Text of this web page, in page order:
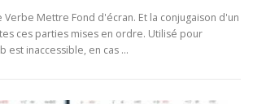
Verbe Mettre Fond d'écran. Et la conjugaison d'un
ces parties mises en ordre. Utilisé pour
est inaccessible, en cas …